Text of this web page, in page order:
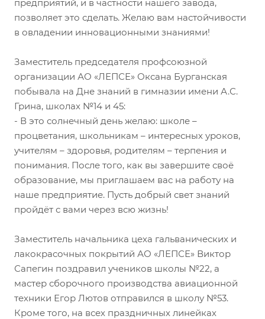
предприятий, и в частности нашего завода,
позволяет это сделать. Желаю вам настойчивости
в овладении инновационными знаниями!
Заместитель председателя профсоюзной
организации АО «ЛЕПСЕ» Оксана Бурганская
побывала на Дне знаний в гимназии имени А.С.
Грина, школах №14 и 45:
- В это солнечный день желаю: школе –
процветания, школьникам – интересных уроков,
учителям – здоровья, родителям – терпения и
понимания. После того, как вы завершите своё
образование, мы приглашаем вас на работу на
наше предприятие. Пусть добрый свет знаний
пройдёт с вами через всю жизнь!
Заместитель начальника цеха гальванических и
лакокрасочных покрытий АО «ЛЕПСЕ» Виктор
Сапегин поздравил учеников школы №22, а
мастер сборочного производства авиационной
техники Егор Лютов отправился в школу №53.
Кроме того, на всех праздничных линейках